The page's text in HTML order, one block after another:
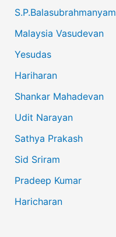
S.P.Balasubrahmanyam
Malaysia Vasudevan
Yesudas
Hariharan
Shankar Mahadevan
Udit Narayan
Sathya Prakash
Sid Sriram
Pradeep Kumar
Haricharan